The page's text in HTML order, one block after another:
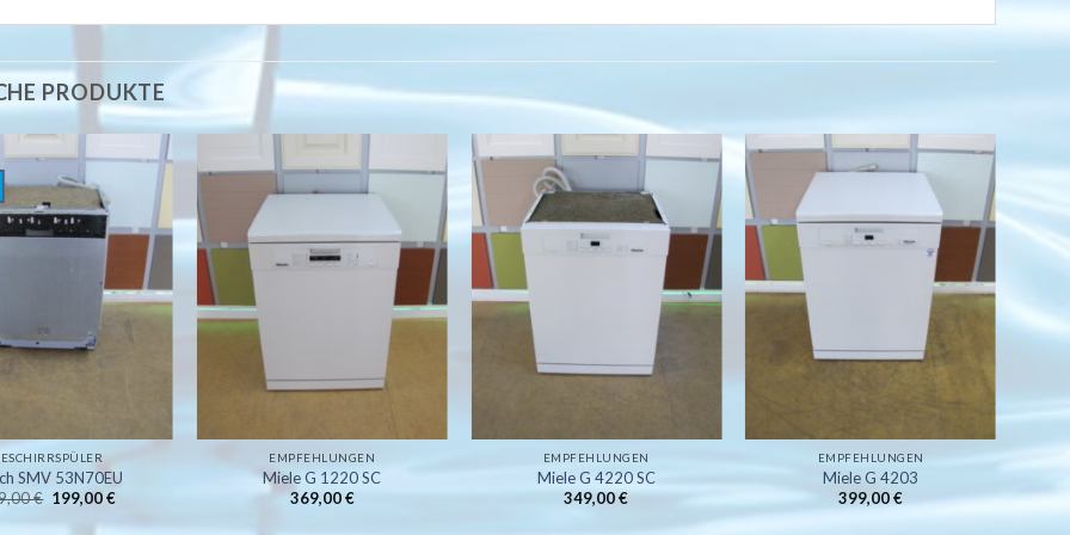
PRODUKTE
die
Wunschliste
SMV 53N70EU
€ Ursprünglicher
Preis
war:
199,00€Aktueller
ist:
die
Wunschliste
EMPFEHLUNGEN
Miele G 1220 SC
369,00€
die
Wunschliste
EMPFEHLUNGEN
Miele G 4220 SC
349,00€
Auf
die
Wunschliste
EMPFEHLUNGEN
Miele G 4203
399,00€